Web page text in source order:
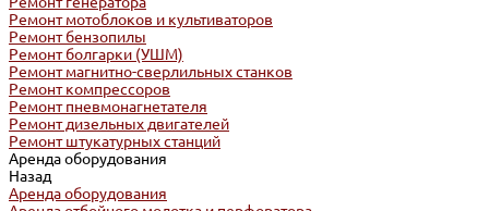
Ремонт мотоблоков и культиваторов
Ремонт бензопилы
Ремонт болгарки (УШМ)
Ремонт магнитно-сверлильных станков
Ремонт компрессоров
Ремонт пневмонагнетателя
Ремонт дизельных двигателей
Ремонт штукатурных станций
Аренда оборудования
Назад
Аренда оборудования